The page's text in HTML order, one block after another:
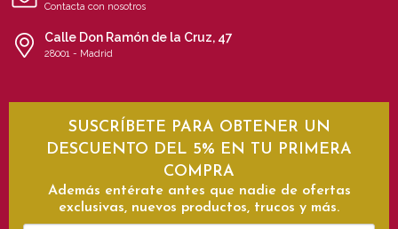
Contacta con nosotros
Calle Don Ramón de la Cruz, 47
28001 - Madrid
SUSCRÍBETE PARA OBTENER UN
DESCUENTO DEL 5% EN TU PRIMERA
COMPRA
Además entérate antes que nadie de ofertas
exclusivas, nuevos productos, trucos y más.